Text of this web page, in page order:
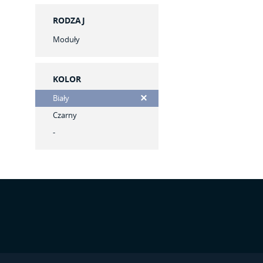
RODZAJ
Moduły
KOLOR
Biały
Czarny
-